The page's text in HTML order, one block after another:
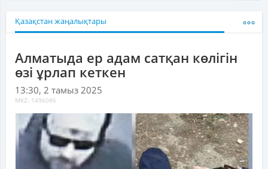
Қазақстан жаңалықтары
Алматыда ер адам сатқан көлігін
өзі ұрлап кеткен
13:30, 2 тамыз 2025
MKZ: 1496086